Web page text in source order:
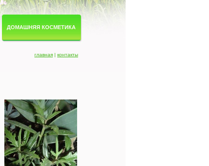
ДОМАШНЯЯ КОСМЕТИКА
главная | контакты